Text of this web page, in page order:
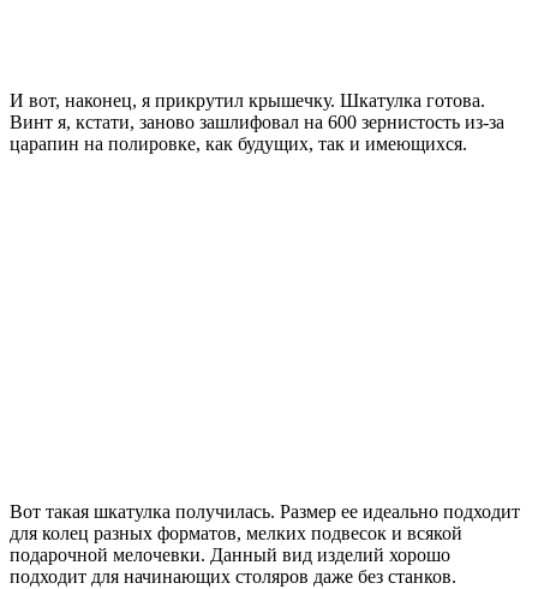
И вот, наконец, я прикрутил крышечку. Шкатулка готова.
Винт я, кстати, заново зашлифовал на 600 зернистость из-за
царапин на полировке, как будущих, так и имеющихся.
Вот такая шкатулка получилась. Размер ее идеально подходит
для колец разных форматов, мелких подвесок и всякой
подарочной мелочевки. Данный вид изделий хорошо
подходит для начинающих столяров даже без станков.